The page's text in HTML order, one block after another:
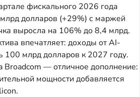
фискального 2026 года
долларов (+29%) с маржей
выросла на 106% до 8,4 млрд.
впечатляет: доходы от AI-
100 млрд долларов к 2027 году.
— отличное дополнение:
мощности добавляется